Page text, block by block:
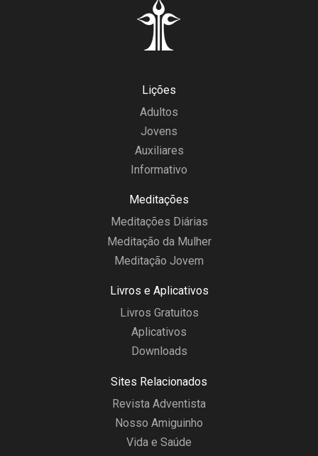
Lições
Adultos
Jovens
Auxiliares
Informativo
Meditações
Meditações Diárias
Meditação da Mulher
Meditação Jovem
Livros e Aplicativos
Livros Gratuitos
Aplicativos
Downloads
Sites Relacionados
Revista Adventista
Nosso Amiguinho
Vida e Saúde